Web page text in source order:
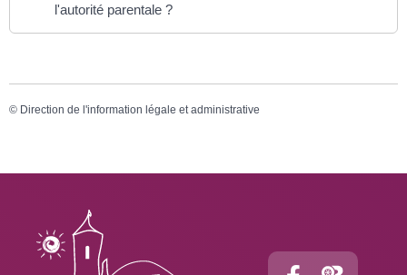
l'autorité parentale ?
© Direction de l'information légale et administrative